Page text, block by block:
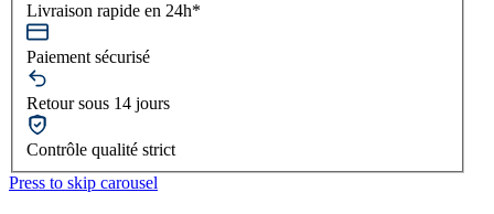
Livraison rapide en 24h*
Paiement sécurisé
Retour sous 14 jours
Contrôle qualité strict
Press to skip carousel